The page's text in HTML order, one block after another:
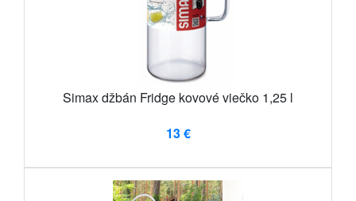
Simax džbán Fridge kovové viečko 1,25 l
13 €